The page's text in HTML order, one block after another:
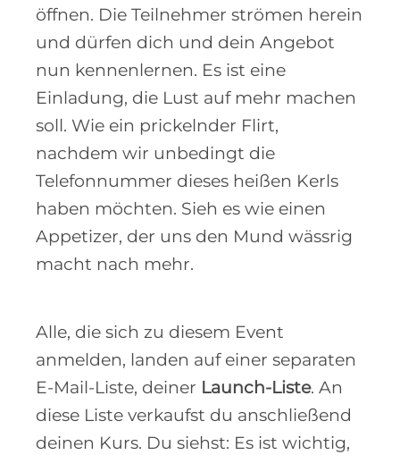
öffnen. Die Teilnehmer strömen herein
und dürfen dich und dein Angebot
nun kennenlernen. Es ist eine
Einladung, die Lust auf mehr machen
soll. Wie ein prickelnder Flirt,
nachdem wir unbedingt die
Telefonnummer dieses heißen Kerls
haben möchten. Sieh es wie einen
Appetizer, der uns den Mund wässrig
macht nach mehr.
Alle, die sich zu diesem Event
anmelden, landen auf einer separaten
E-Mail-Liste, deiner Launch-Liste. An
diese Liste verkaufst du anschließend
deinen Kurs. Du siehst: Es ist wichtig,